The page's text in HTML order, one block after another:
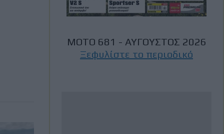
31 Ιούλιος, 2026
MotoGP: Ξεκίνημα και το 2027
από την Ταϊλάνδη με τη νέα
εποχή κανονισμών
MOTO 681 - ΑΥΓΟΥΣΤΟΣ 2026
Ξεφυλίστε το περιοδικό